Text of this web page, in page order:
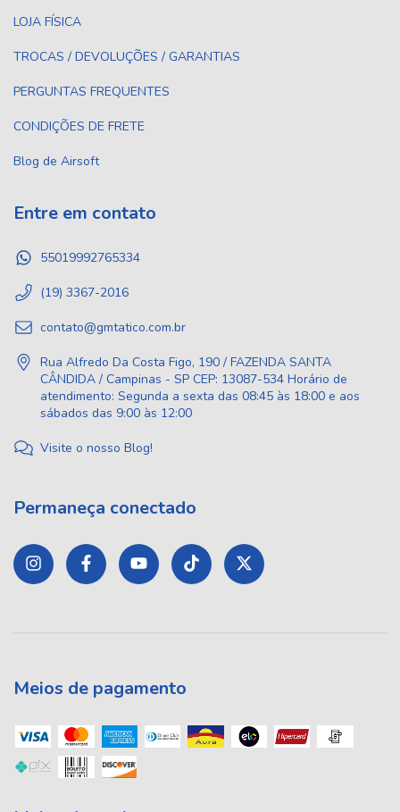
LOJA FÍSICA
TROCAS / DEVOLUÇÕES / GARANTIAS
PERGUNTAS FREQUENTES
CONDIÇÕES DE FRETE
Blog de Airsoft
Entre em contato
55019992765334
(19) 3367-2016
contato@gmtatico.com.br
Rua Alfredo Da Costa Figo, 190 / FAZENDA SANTA
CÂNDIDA / Campinas - SP CEP: 13087-534 Horário de
atendimento: Segunda a sexta das 08:45 às 18:00 e aos
sábados das 9:00 às 12:00
Visite o nosso Blog!
Permaneça conectado
Meios de pagamento